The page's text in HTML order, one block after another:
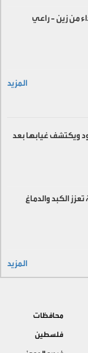
من زين - راعي
المزيد
ويكتشف غيابها بعد
الكبد والدماغ
المزيد
محافظات
فلسطين